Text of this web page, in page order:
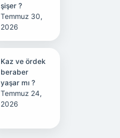
şişer ?
Temmuz 30,
2026
Kaz ve ördek
beraber
yaşar mı ?
Temmuz 24,
2026